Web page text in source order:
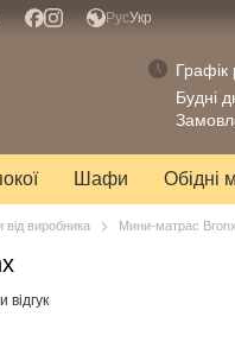
РусУкр
Графік
Будні
Шафи Обідні
від виробника Мини-матрас Bronx
відгук